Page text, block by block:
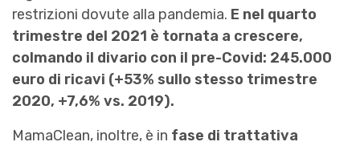
restrizioni dovute alla pandemia. E nel quarto
trimestre del 2021 è tornata a crescere,
colmando il divario con il pre-Covid: 245.000
euro di ricavi (+53% sullo stesso trimestre
2020, +7,6% vs. 2019).
MamaClean, inoltre, è in fase di trattativa